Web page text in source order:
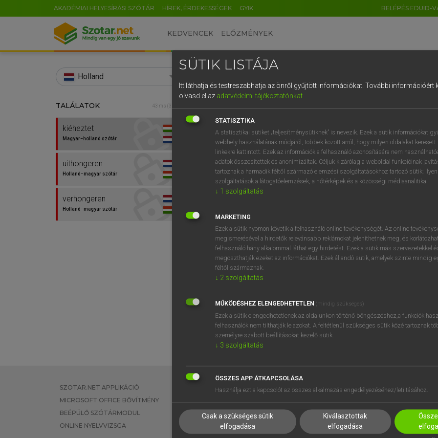
AKADÉMIAI HELYESÍRÁSI SZÓTÁR HÍREK, ÉRDEKESSÉGEK GYIK BELÉPÉS EDUID-
KEDVENCEK ELŐZMÉNYEK
Holland
TALÁLATOK 43 ms (3 db)
kiéheztet
Magyar−holland szótár
uithongeren
Holland−magyar szótár
verhongeren
Holland−magyar szótár
Magyar−holland szótár
VAN ELŐFIZETÉSED?
megtekintéséhez.
BELÉPÉS
próbaverziójának
regisztrálok ésbelépek.
REGISZTRÁCIÓ
SZOTAR.NET APPLIKÁCIÓ
MICROSOFT OFFICE BŐVÍTMÉNY
BEÉPÜLŐ SZÓTÁRMODUL
ONLINE NYELVVIZSGA
EGYÉNI FELHASZNÁLÓKNAK
TANULÓKNAK
OKTATÁSI INTÉZMÉNYEKNEK
VÁLLALATI MEGOLDÁSOK
SÚGÓ
RÓLUNK
ELÉRHETŐSÉG
SÜTI BEÁLLÍTÁSOK
SÜTIK LISTÁJA
Itt láthatja és testreszabhatja az önről gyűjtött információkat. További információért
olvasd el az adatvédelmi tájékoztatónkat.
STATISZTIKA
A statisztikai sütiket „teljesítménysütiknek” is nevezik. Ezek a sütik információkat
webhely használatának módjáról, többek között arról, hogy milyen oldalakat keresett
linkekre kattintott. Ezek az információk a felhasználó azonosítására nem
adatok összesítettek és anonimizáltak. Céljuk kizárólag a weboldal funkcióinak
tartoznak a harmadik féltől származó elemzési szolgáltatásokhoz tartozó sütik;
szolgáltatások a látogatóelemzések, a hőtérképek és a közösségi médiaanalitika.
↓ 1 szolgáltatás
MARKETING
Ezek a sütik nyomon követik a felhasználó online tevékenységét. Az online
megismerésével a hirdetők relevánsabb reklámokat jeleníthetnek meg, és
felhasználó hány alkalommal láthat egy hirdetést. Ezek a sütik más szervezetekkel
megoszthatják ezeket az információkat. Ezek állandó sütik, amelyek szinte mindig
féltől származnak.
↓ 2 szolgáltatás
MŰKÖDÉSHEZ ELENGEDHETETLEN (mindig szükséges)
Ezek a sütik elengedhetetlenek az oldalunkon történő böngészéshez,a funkciók
felhasználók nem tilthatják le azokat. A feltétlenül szükséges sütik közé tartoznak
személyre szabott beállításokat kezelő sütik.
↓ 3 szolgáltatás
ÖSSZES APP ÁTKAPCSOLÁSA
Használja ezt a kapcsolót az összes alkalmazás engedélyezéséhez/letiltásához.
Csak a szükséges sütik
elfogadása
Kiválasztottak
elfogadása
EN HU DE CN FR ES IT NL
0 1 2 3 4 5 6 7 8 9
q w e r t z u i
a s d f g h j k l é
í y x c v b n m , .